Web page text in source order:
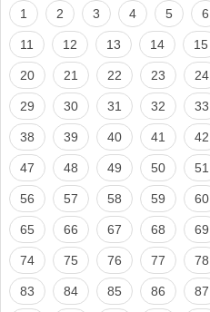
1 2 3 4 5 6
11 12 13 14 15
20 21 22 23 24
29 30 31 32 33
38 39 40 41 42
47 48 49 50 51
56 57 58 59 60
65 66 67 68 69
74 75 76 77 78
83 84 85 86 87